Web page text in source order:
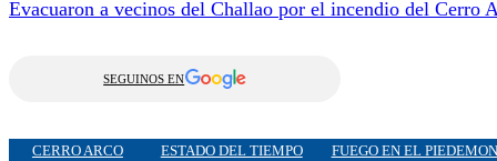
Evacuaron a vecinos del Challao por el incendio del Cerro
SEGUINOS EN
CERRO ARCO ESTADO DEL TIEMPO FUEGO EN EL